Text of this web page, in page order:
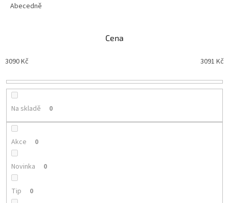
o
u
ů
Abecedně
Cena
3090Kč 3091 Kč
Na skladě 0
Akce 0
Novinka 0
Tip 0